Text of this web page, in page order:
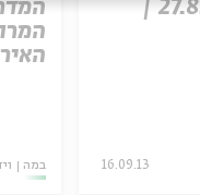
במה
קלבת שבת - 27.8.13 |
16.09.13